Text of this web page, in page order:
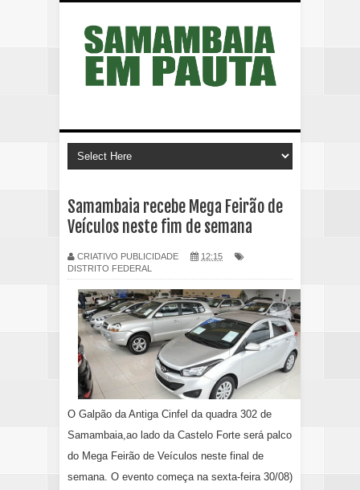
Samambaia recebe Mega Feirão de
Veículos neste fim de semana
CRIATIVO PUBLICIDADE
12:15
DISTRITO FEDERAL
O Galpão da Antiga Cinfel da quadra 302 de
Samambaia,ao lado da Castelo Forte será palco
do Mega Feirão de Veículos neste final de
semana. O evento começa na sexta-feira 30/08)